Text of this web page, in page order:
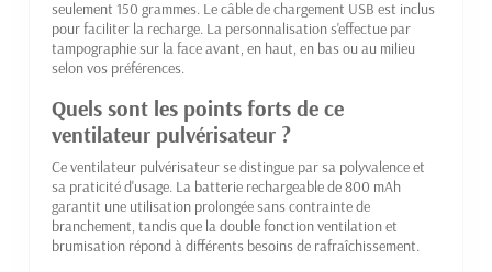
seulement 150 grammes. Le câble de chargement USB est inclus
pour faciliter la recharge. La personnalisation s'effectue par
tampographie sur la face avant, en haut, en bas ou au milieu
selon vos préférences.
Quels sont les points forts de ce
ventilateur pulvérisateur ?
Ce ventilateur pulvérisateur se distingue par sa polyvalence et
sa praticité d'usage. La batterie rechargeable de 800 mAh
garantit une utilisation prolongée sans contrainte de
branchement, tandis que la double fonction ventilation et
brumisation répond à différents besoins de rafraîchissement.